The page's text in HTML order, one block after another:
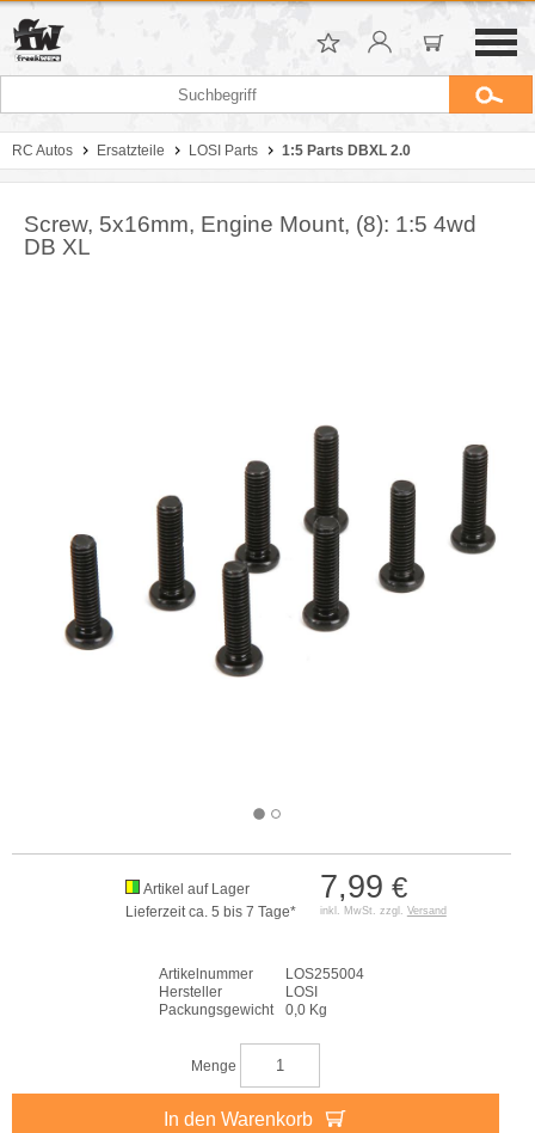
RC Autos Ersatzteile LOSI Parts 1:5 Parts DBXL 2.0
Screw, 5x16mm, Engine Mount, (8): 1:5 4wd
DB XL
7,99 €
inkl. MwSt. zzgl. Versand
Artikel auf Lager
Lieferzeit ca. 5 bis 7 Tage*
Artikelnummer
LOS255004
Hersteller
LOSI
Packungsgewicht
0,0 Kg
Menge
In den Warenkorb